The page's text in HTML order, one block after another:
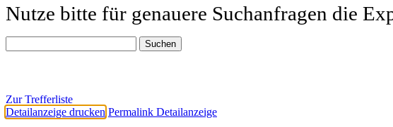
Nutze bitte für genauere Suchanfragen die
Zur Trefferliste
Detailanzeige drucken Permalink Detailanzeige